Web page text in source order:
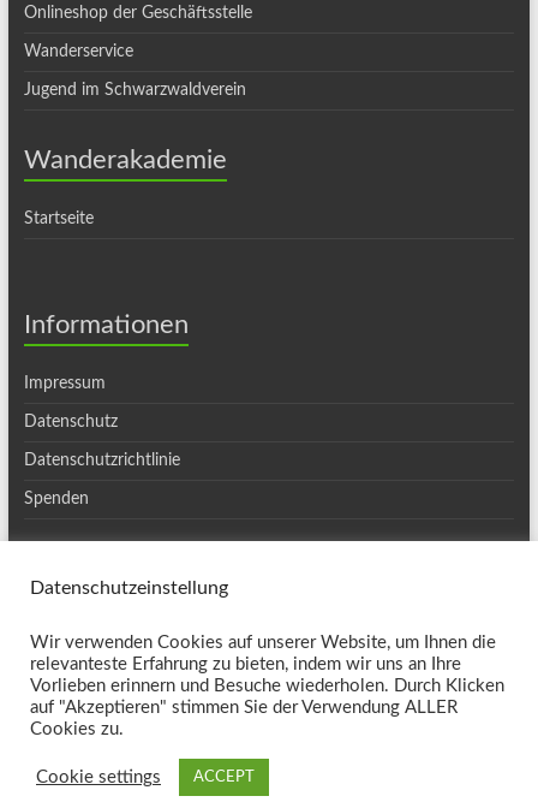
Onlineshop der Geschäftsstelle
Wanderservice
Jugend im Schwarzwaldverein
Wanderakademie
Startseite
Informationen
Impressum
Datenschutz
Datenschutzrichtlinie
Spenden
Spacious von ThemeGrill. Präsentiert von:WordPress.
Kontakt
Datenschutzeinstellung
Wir verwenden Cookies auf unserer Website, um Ihnen die
relevanteste Erfahrung zu bieten, indem wir uns an Ihre
Vorlieben erinnern und Besuche wiederholen. Durch Klicken
auf "Akzeptieren" stimmen Sie der Verwendung ALLER
Cookies zu.
Cookie settings ACCEPT